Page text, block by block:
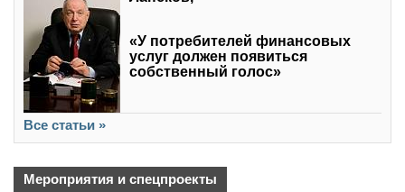
«У потребителей финансовых
услуг должен появиться
собственный голос»
Все статьи »
Мероприятия и спецпроекты